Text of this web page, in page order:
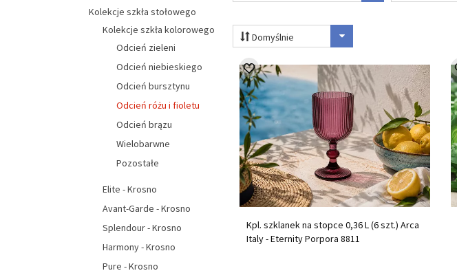
Domyślnie
Kpl. szklanek na stopce 0,36 L (6 szt.) Arca
Italy - Eternity Porpora 8811
Kolekcje szkła stołowego
Kolekcje szkła kolorowego
Odcień zieleni
Odcień niebieskiego
Odcień bursztynu
Odcień różu i fioletu
Odcień brązu
Wielobarwne
Pozostałe
Elite - Krosno
Avant-Garde - Krosno
Splendour - Krosno
Harmony - Krosno
Pure - Krosno